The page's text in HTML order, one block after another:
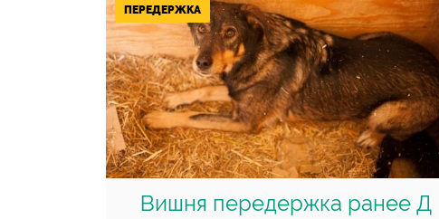
Вишня передержка ранее Д
ПЕРЕДЕРЖКА